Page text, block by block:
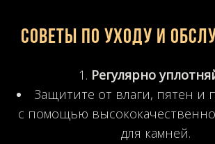
Советы по уходу и
Регулярно
Защитите от влаги, пятен и
с помощью
для камней.